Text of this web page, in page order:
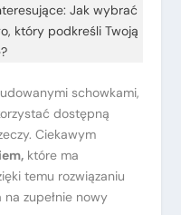
Jak wybrać
który podkreśli Twoją
schowkami,
dostępną
Ciekawym
które ma
temu rozwiązaniu
zupełnie nowy